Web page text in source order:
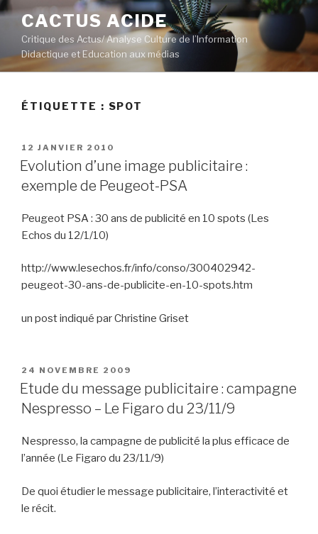
Aller
contenu
principal
CACTUS ACIDE
Critique des Actus/ Analyse Culture de l’Information
Didactique et Education aux médias
ÉTIQUETTE : SPOT
PUBLIÉ
LE
12 JANVIER 2010
Evolution d’une image publicitaire :
exemple de Peugeot-PSA
Peugeot PSA : 30 ans de publicité en 10 spots (Les
Echos du 12/1/10)
http://www.lesechos.fr/info/conso/300402942-
peugeot-30-ans-de-publicite-en-10-spots.htm
un post indiqué par Christine Griset
PUBLIÉ
LE
24 NOVEMBRE 2009
Etude du message publicitaire : campagne
Nespresso – Le Figaro du 23/11/9
Nespresso, la campagne de publicité la plus efficace de
l’année (Le Figaro du 23/11/9)
De quoi étudier le message publicitaire, l’interactivité et
le récit.